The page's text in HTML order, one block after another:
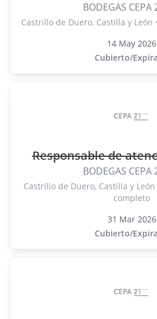
BODEGAS CEPA
Castrillo de Duero, Castilla y León
14 May 2026
Cubierto/
Responsable de
BODEGAS CEPA
Castrillo de Duero, Castilla y León
completo
31 Mar 2026
Cubierto/